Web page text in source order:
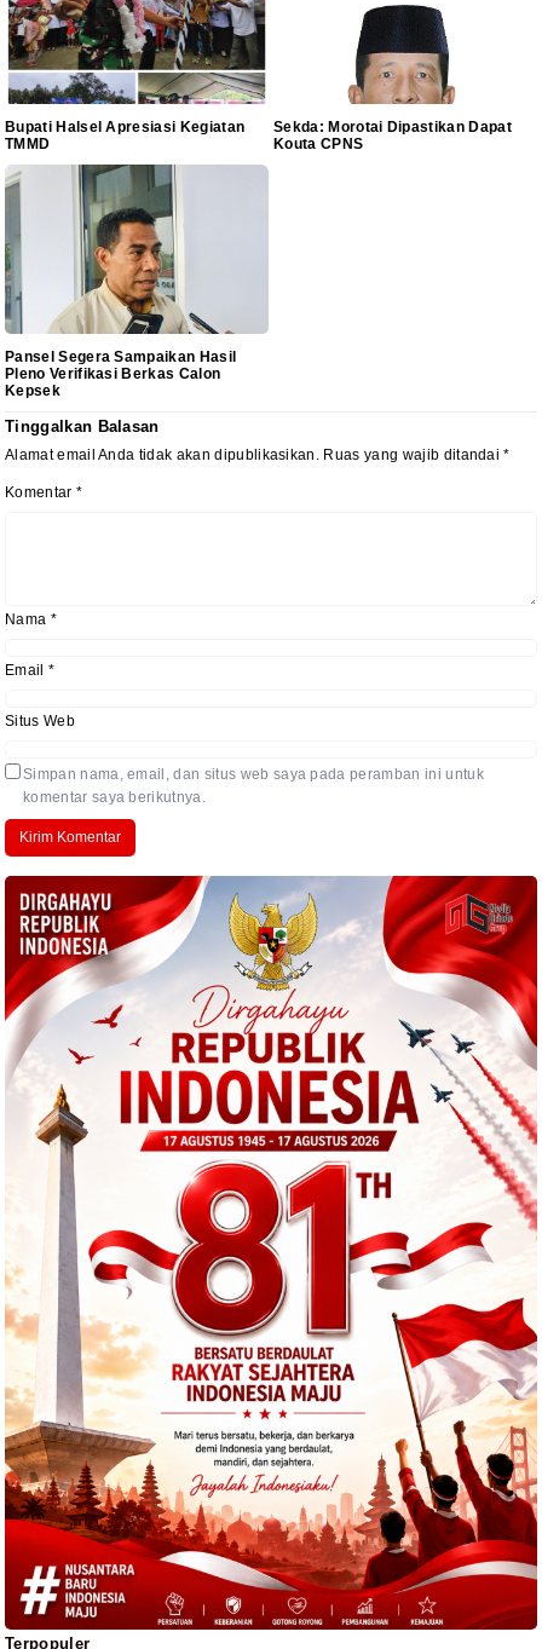
Bupati Halsel Apresiasi Kegiatan
TMMD
Sekda: Morotai Dipastikan Dapat
Kouta CPNS
Pansel Segera Sampaikan Hasil
Pleno Verifikasi Berkas Calon
Kepsek
Tinggalkan Balasan
Alamat email Anda tidak akan dipublikasikan. Ruas yang wajib ditandai*
Komentar *
Nama *
Email *
Situs Web
Simpan nama, email, dan situs web saya pada peramban ini untuk
komentar saya berikutnya.
Terpopuler